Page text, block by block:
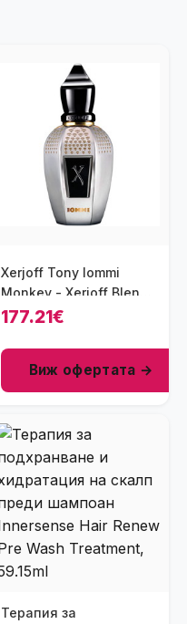
Xerjoff Tony Iommi
Monkey - Xerjoff Blends
унисекс парфюм 100
177.21€
Виж офертата →
Терапия за